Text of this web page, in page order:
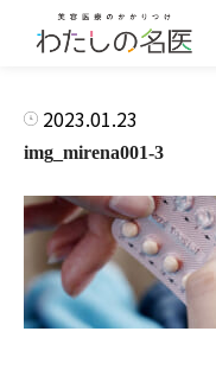
2023.01.23
img_mirena001-3